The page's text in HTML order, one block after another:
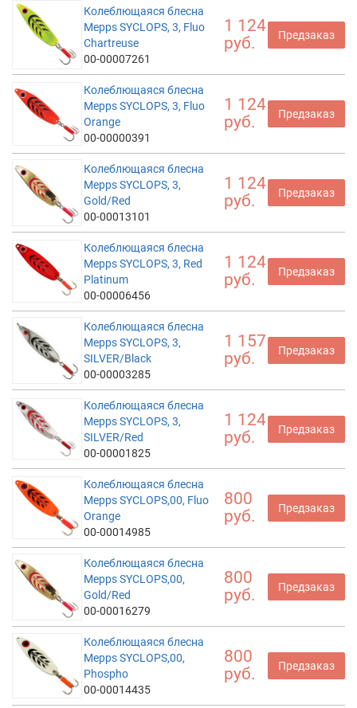
Колеблющаяся блесна
Mepps SYCLOPS, 3, Fluo
Chartreuse
00-00007261
1 124
руб.
Предзаказ
Колеблющаяся блесна
Mepps SYCLOPS, 3, Fluo
Orange
00-00000391
1 124
руб.
Предзаказ
Колеблющаяся блесна
Mepps SYCLOPS, 3,
Gold/Red
00-00013101
1 124
руб.
Предзаказ
Колеблющаяся блесна
Mepps SYCLOPS, 3, Red
Platinum
00-00006456
1 124
руб.
Предзаказ
Колеблющаяся блесна
Mepps SYCLOPS, 3,
SILVER/Black
00-00003285
1 157
руб.
Предзаказ
Колеблющаяся блесна
Mepps SYCLOPS, 3,
SILVER/Red
00-00001825
1 124
руб.
Предзаказ
Колеблющаяся блесна
Mepps SYCLOPS,00, Fluo
Orange
00-00014985
800
руб.
Предзаказ
Колеблющаяся блесна
Mepps SYCLOPS,00,
Gold/Red
00-00016279
800
руб.
Предзаказ
Колеблющаяся блесна
Mepps SYCLOPS,00,
Phospho
00-00014435
800
руб.
Предзаказ